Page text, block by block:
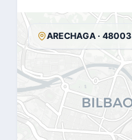
ARECHAGA · 48003